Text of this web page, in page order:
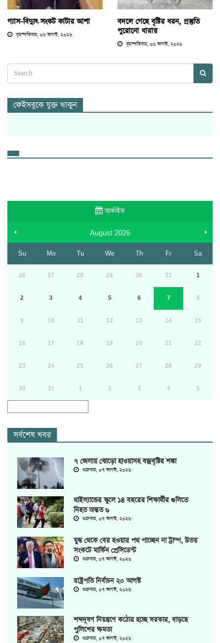
গ্যাস-বিদ্যুৎ সংকট কাটার আশা
বৃহস্পতিবার, ০৬ আগস্ট, ২০২৬
বদলে গেছে বৃষ্টির ধরন, প্রস্তুতি
পুরোনো ধারায়
বৃহস্পতিবার, ০৬ আগস্ট, ২০২৬
ফেইসবুকে যুক্ত থাকুন
আর্কাইভ
August 2026
Su Mo Tu We Th Fr Sa
26 27 28 29 30 31 1
2 3 4 5 6 7 8
9 10 11 12 13 14 15
16 17 18 19 20 21 22
23 24 25 26 27 28 29
30 31 1 2 3 4 5
সর্বশেষ খবর
৭ জেলায় ঝোড়ো হাওয়াসহ বজ্রবৃষ্টির শঙ্কা
শুক্রবার, ০৭ আগস্ট, ২০২৬
থাইল্যান্ডের স্কুলে ১৪ বছরের শিক্ষার্থীর গুলিতে
নিহত অন্তত ৬
শুক্রবার, ০৭ আগস্ট, ২০২৬
যুদ্ধ থেকে বের হওয়ার পথ পাচ্ছেন না ট্রাম্প, উভয়
সংকটে মার্কিন প্রেসিডেন্ট
শুক্রবার, ০৭ আগস্ট, ২০২৬
রাষ্ট্রপতি নির্বাচন ২০ আগস্ট
শুক্রবার, ০৭ আগস্ট, ২০২৬
শব্দদূষণ নিয়ন্ত্রণে কঠোর হচ্ছে সরকার, বাড়ছে
পুলিশের ক্ষমতা
শুক্রবার, ০৭ আগস্ট, ২০২৬